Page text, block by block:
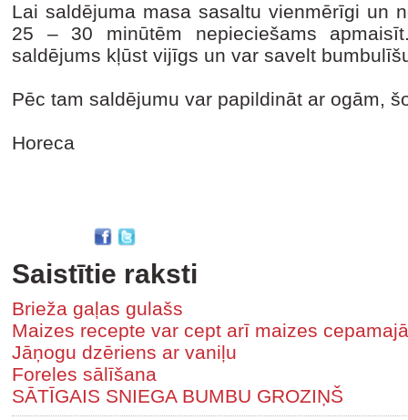
Lai saldējuma masa sasaltu vienmērīgi un
25 – 30 minūtēm nepieciešams
saldējums kļūst vijīgs un var savelt
Pēc tam saldējumu var papildināt ar ogām,
Horeca
Saistītie raksti
Brieža gaļas gulašs
Maizes recepte var cept arī maizes
Jāņogu dzēriens ar vaniļu
Foreles sālīšana
SĀTĪGAIS SNIEGA BUMBU GROZIŅŠ